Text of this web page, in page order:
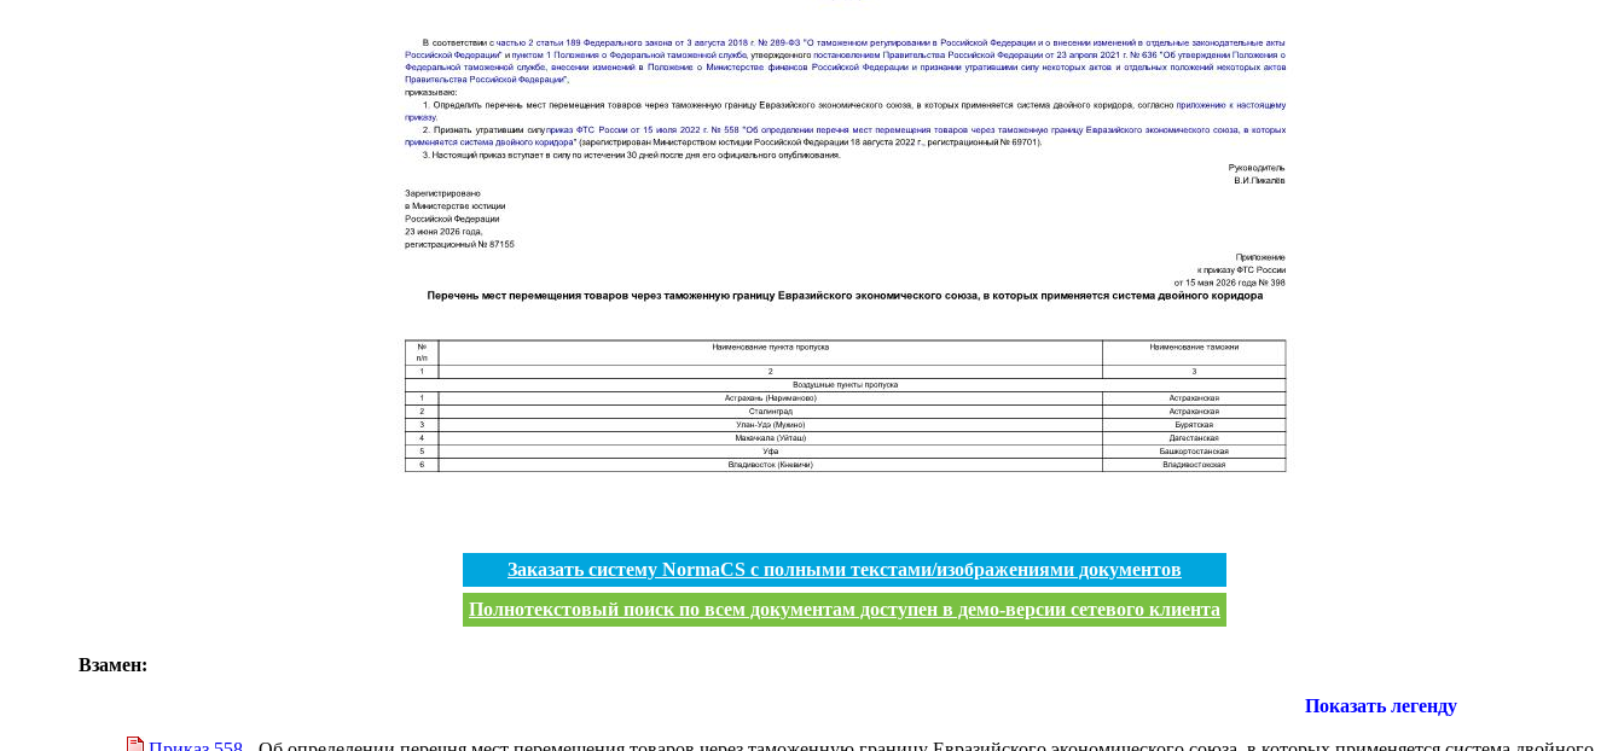
Заказать систему NormaCS с полными текстами/изображениями документов
Полнотекстовый поиск по всем документам доступен в демо-версии сетевого клиента
Взамен:
Показать легенду